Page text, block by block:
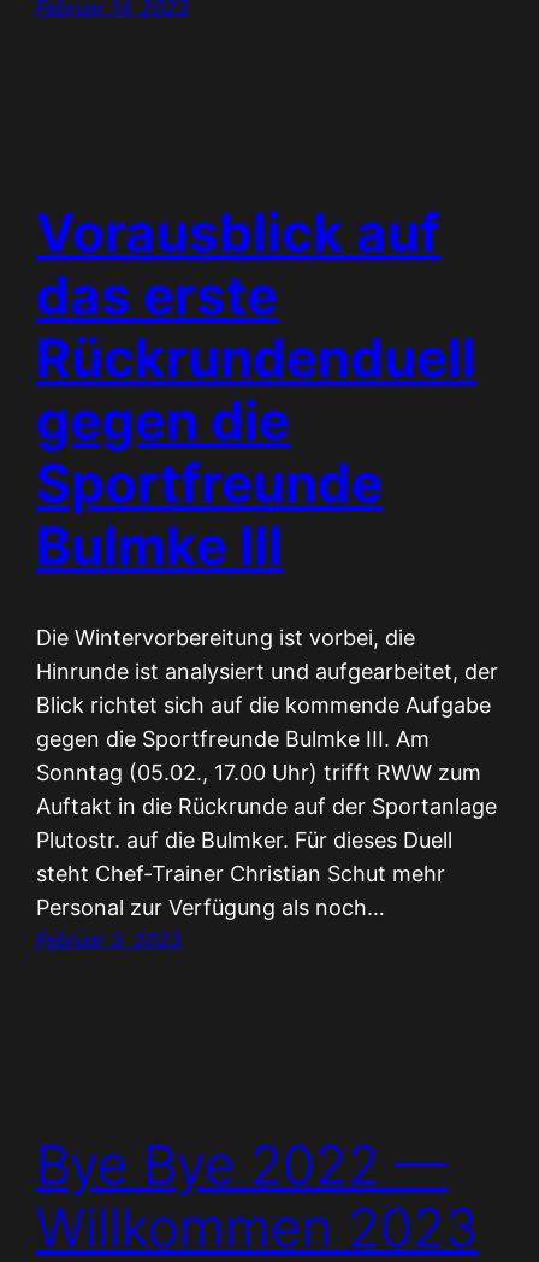
Februar 14, 2023
Vorausblick auf
das erste
Rückrundenduell
gegen die
Sportfreunde
Bulmke III
Die Wintervorbereitung ist vorbei, die
Hinrunde ist analysiert und aufgearbeitet, der
Blick richtet sich auf die kommende Aufgabe
gegen die Sportfreunde Bulmke III. Am
Sonntag (05.02., 17.00 Uhr) trifft RWW zum
Auftakt in die Rückrunde auf der Sportanlage
Plutostr. auf die Bulmker. Für dieses Duell
steht Chef-Trainer Christian Schut mehr
Personal zur Verfügung als noch…
Februar 3, 2023
Bye Bye 2022 —
Willkommen 2023